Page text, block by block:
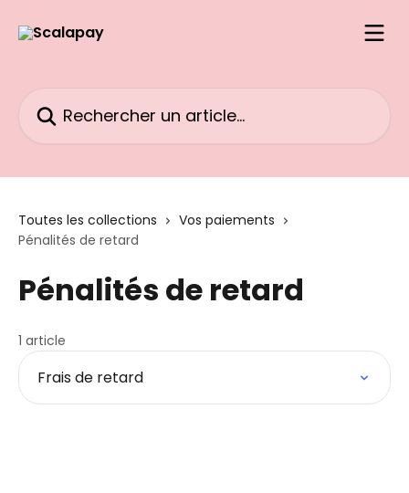
Toutes les collections
Vos paiements
Pénalités de retard
Pénalités de retard
1 article
Frais de retard